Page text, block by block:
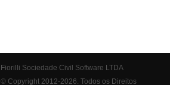
Fiorilli Sociedade Civil Software LTDA
© Copyright 2012-2026. Todos os Direitos